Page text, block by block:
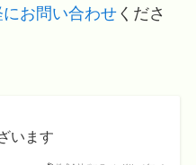
お問い合わせくださ
います